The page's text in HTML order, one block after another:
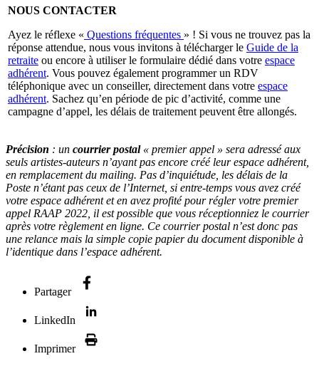
NOUS CONTACTER
Ayez le réflexe « Questions fréquentes » ! Si vous ne trouvez pas la
réponse attendue, nous vous invitons à télécharger le Guide de la
retraite ou encore à utiliser le formulaire dédié dans votre espace
adhérent. Vous pouvez également programmer un RDV
téléphonique avec un conseiller, directement dans votre espace
adhérent. Sachez qu’en période de pic d’activité, comme une
campagne d’appel, les délais de traitement peuvent être allongés.
Précision : un courrier postal« premier appel » sera adressé aux
seuls artistes-auteurs n’ayant pas encore créé leur espace adhérent,
en remplacement du mailing. Pas d’inquiétude, les délais de la
Poste n’étant pas ceux de l’Internet, si entre-temps vous avez créé
votre espace adhérent et en avez profité pour régler votre premier
appel RAAP 2022, il est possible que vous réceptionniez le courrier
après votre règlement en ligne. Ce courrier postal n’est donc pas
une relance mais la simple copie papier du document disponible à
l’identique dans l’espace adhérent.
Partager
LinkedIn
Imprimer